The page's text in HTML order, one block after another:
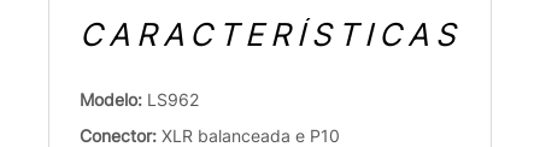
CARACTERÍSTICAS
Modelo: LS962
Conector: XLR balanceada e P10